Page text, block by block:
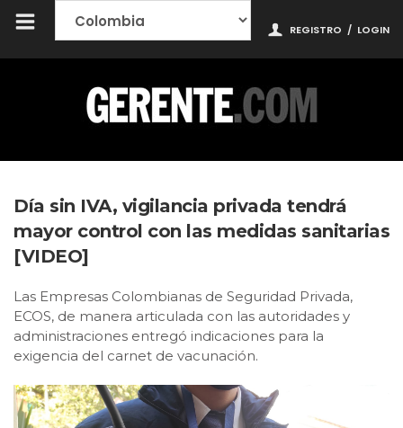
REGISTRO / LOGIN
Día sin IVA, vigilancia privada tendrá
mayor control con las medidas sanitarias
[VIDEO]
Las Empresas Colombianas de Seguridad Privada,
ECOS, de manera articulada con las autoridades y
administraciones entregó indicaciones para la
exigencia del carnet de vacunación.